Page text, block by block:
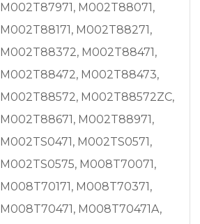
M002T87971, M002T88071,
M002T88171, M002T88271,
M002T88372, M002T88471,
M002T88472, M002T88473,
M002T88572, M002T88572ZC,
M002T88671, M002T88971,
M002TS0471, M002TS0571,
M002TS0575, M008T70071,
M008T70171, M008T70371,
M008T70471, M008T70471A,